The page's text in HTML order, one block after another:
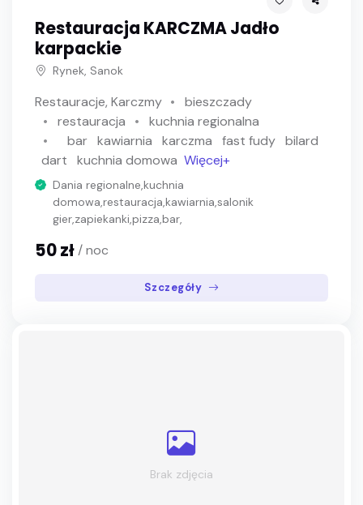
Restauracja KARCZMA Jadło
karpackie
Rynek, Sanok
Restauracje, Karczmy
bieszczady
restauracja
kuchnia regionalna
bar kawiarnia karczma fast fudy bilard
dart
kuchnia domowa Więcej+
Dania regionalne,kuchnia
domowa,restauracja,kawiarnia,salonik
gier,zapiekanki,pizza,bar,
50 zł/ noc
Szczegóły
Brak zdjęcia